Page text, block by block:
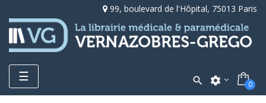
99, boulevard de l'Hôpital, 75013 Paris
Toggle
navigation
☰  settings 0